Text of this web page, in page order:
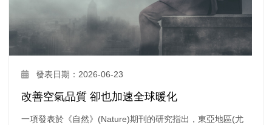
發表日期：2026-06-23
改善空氣品質 卻也加速全球暖化
一項發表於《自然》(Nature)期刊的研究指出，東亞地區(尤